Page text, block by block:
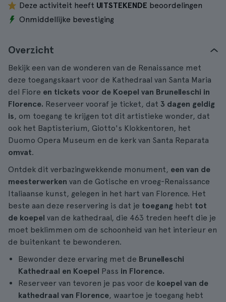
Deze activiteit heeft UITSTEKENDE beoordelingen
Onmiddellijke bevestiging
Overzicht
Bekijk een van de wonderen van de Renaissance met
deze toegangskaart voor de Kathedraal van Santa Maria
del Fiore en tickets voor de Koepel van Brunelleschi in
Florence. Reserveer vooraf je ticket, dat 3 dagen geldig
is, om toegang te krijgen tot dit artistieke wonder, dat
ook het Baptisterium, Giotto's Klokkentoren, het
Duomo Opera Museum en de kerk van Santa Reparata
omvat.
Ontdek dit verbazingwekkende monument, een van de
meesterwerken van de Gotische en vroeg-Renaissance
Italiaanse kunst, gelegen in het hart van Florence. Het
beste aan deze reservering is dat je toegang hebt tot
de koepel van de kathedraal, die 463 treden heeft die je
moet beklimmen om de schoonheid van het interieur en
de buitenkant te bewonderen.
Bewonder deze ervaring met de Brunelleschi
Kathedraal en Koepel Pass in Florence.
Reserveer van tevoren je pas voor de koepel van de
kathedraal van Florence, waartoe je toegang hebt